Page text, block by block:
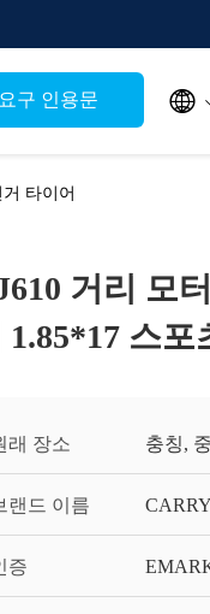
요구 인용문 
타이어
거리 모
1.85*17 스포
래 장소 충칭,
랜드 이름
증